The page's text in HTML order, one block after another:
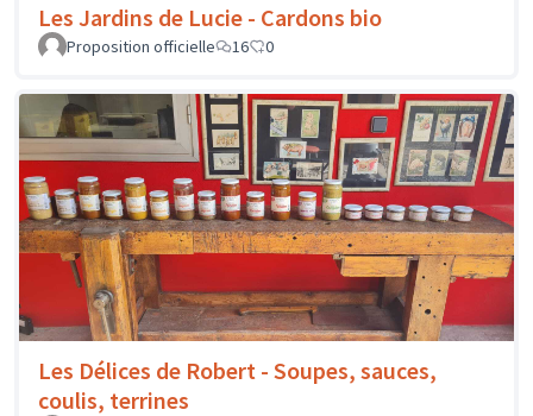
Les Jardins de Lucie - Cardons bio
Proposition officielle 16 0
Les Délices de Robert - Soupes, sauces,
coulis, terrines